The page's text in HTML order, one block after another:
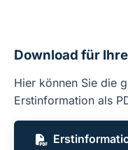
Download für
Hier können Sie die
Erstinformation als